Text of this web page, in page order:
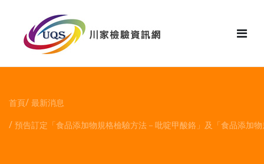
首頁 最新消息
預告訂定「食品添加物規格檢驗方法－吡啶甲酸鉻」及「食品添加